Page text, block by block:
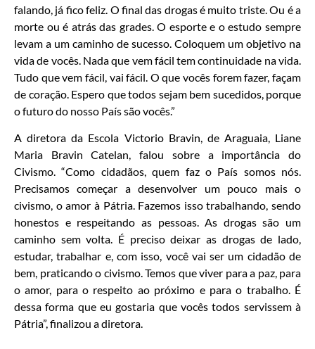
falando, já fico feliz. O final das drogas é muito triste. Ou é a
morte ou é atrás das grades. O esporte e o estudo sempre
levam a um caminho de sucesso. Coloquem um objetivo na
vida de vocês. Nada que vem fácil tem continuidade na vida.
Tudo que vem fácil, vai fácil. O que vocês forem fazer, façam
de coração. Espero que todos sejam bem sucedidos, porque
o futuro do nosso País são vocês.”
A diretora da Escola Victorio Bravin, de Araguaia, Liane
Maria Bravin Catelan, falou sobre a importância do
Civismo. “Como cidadãos, quem faz o País somos nós.
Precisamos começar a desenvolver um pouco mais o
civismo, o amor à Pátria. Fazemos isso trabalhando, sendo
honestos e respeitando as pessoas. As drogas são um
caminho sem volta. É preciso deixar as drogas de lado,
estudar, trabalhar e, com isso, você vai ser um cidadão de
bem, praticando o civismo. Temos que viver para a paz, para
o amor, para o respeito ao próximo e para o trabalho. É
dessa forma que eu gostaria que vocês todos servissem à
Pátria”, finalizou a diretora.